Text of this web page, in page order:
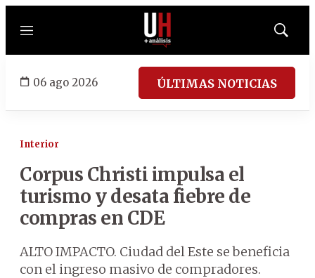
Menú
Mostrar
06 ago 2026 ÚLTIMAS NOTICIAS
Interior
Corpus Christi impulsa el
turismo y desata fiebre de
compras en CDE
ALTO IMPACTO. Ciudad del Este se beneficia
con el ingreso masivo de compradores.